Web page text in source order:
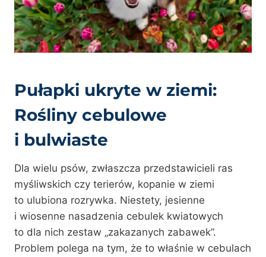
Pułapki ukryte w ziemi:
Rośliny cebulowe
i bulwiaste
Dla wielu psów, zwłaszcza przedstawicieli ras
myśliwskich czy terierów, kopanie w ziemi
to ulubiona rozrywka. Niestety, jesienne
i wiosenne nasadzenia cebulek kwiatowych
to dla nich zestaw „zakazanych zabawek”.
Problem polega na tym, że to właśnie w cebulach